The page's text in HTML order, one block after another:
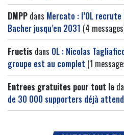
DMPP dans Mercato : l’OL
Bacher jusqu’en 2031 (4
Fructis dans OL : Nicolas
groupe est au complet (1
Entrees gratuites pour tout le
de 30 000 supporters déjà